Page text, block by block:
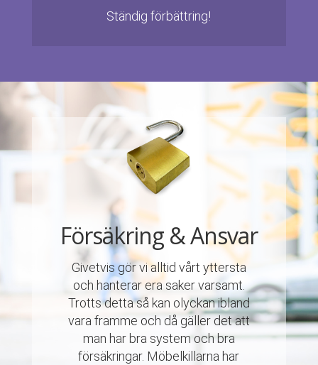
Ständig förbättring!
Försäkring & Ansvar
Givetvis gör vi alltid vårt yttersta
och hanterar era saker varsamt.
Trotts detta så kan olyckan ibland
vara framme och då gäller det att
man har bra system och bra
försäkringar. Möbelkillarna har